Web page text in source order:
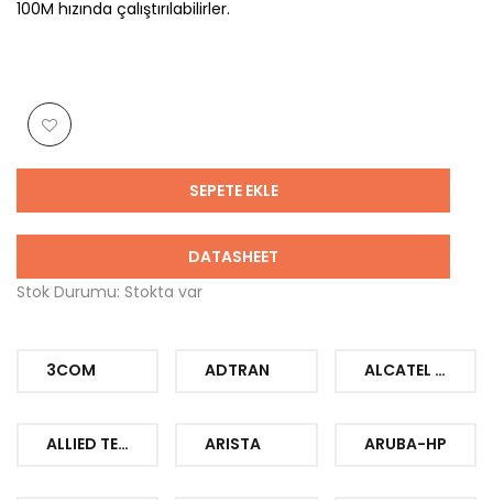
100M hızında çalıştırılabilirler.
SEPETE EKLE
DATASHEET
Stok Durumu: Stokta var
3COM ADTRAN ALCATEL LUCENT
ALLIED TELESIS ARISTA ARUBA-HP